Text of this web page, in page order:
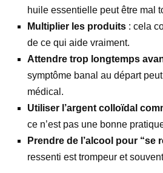
huile essentielle peut être mal
Multiplier les produits : cela
de ce qui aide vraiment.
Attendre trop longtemps
symptôme banal au départ
médical.
Utiliser l’argent colloïdal
ce n’est pas une bonne
Prendre de l’alcool pour “se
ressenti est trompeur et